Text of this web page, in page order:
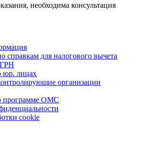
необходима консультация
справкам для налогового вычета
юр. лицах
организации
программе ОМС
cookie